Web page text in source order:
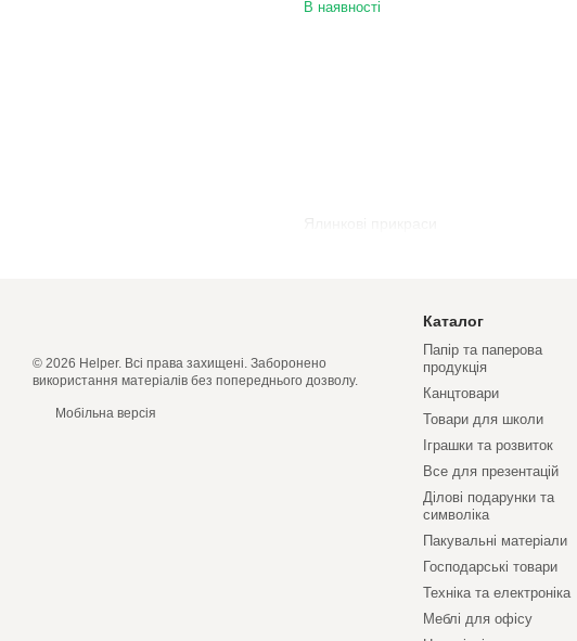
В наявності
© 2026 Helper. Всі права захищені. Заборонено
використання матеріалів без попереднього дозволу.
Мобільна версія
Каталог
Папір та паперова
продукція
Канцтовари
Товари для школи
Іграшки та розвиток
Все для презентацій
Ділові подарунки та
символіка
Пакувальні матеріали
Господарські товари
Техніка та електроніка
Меблі для офісу